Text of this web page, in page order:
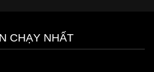
CHẠY NHẤT